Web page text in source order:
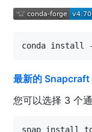
conda install -
最新的 Snapcraft
您可以选择 3 个通
snap install